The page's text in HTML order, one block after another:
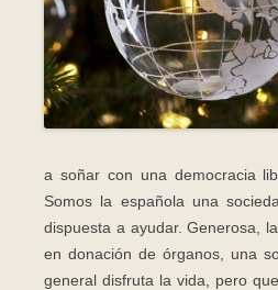
a soñar con una democracia
Somos la española una
dispuesta a ayudar. Generosa,
en donación de órganos, una
general disfruta la vida, pero